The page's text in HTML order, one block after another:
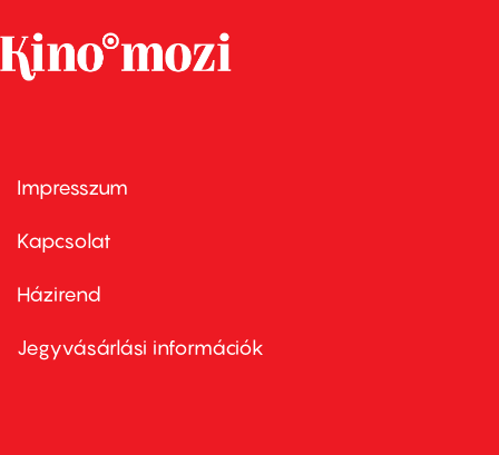
Footer
first
Impresszum
Kapcsolat
Footer
second
Házirend
Jegyvásárlási információk